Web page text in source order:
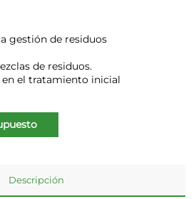
gestión de residuos
de residuos.
el tratamiento inicial
Descripción